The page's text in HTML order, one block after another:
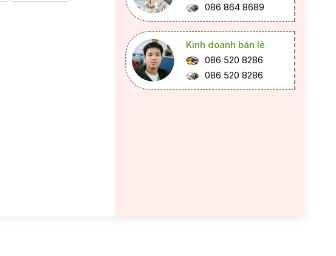
086 864 8689
Kinh doanh bán lẻ
086 520 8286
086 520 8286